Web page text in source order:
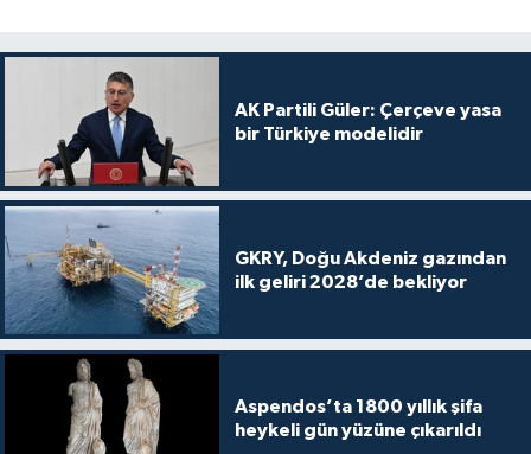
AK Partili Güler: Çerçeve yasa
bir Türkiye modelidir
GKRY, Doğu Akdeniz gazından
ilk geliri 2028’de bekliyor
Aspendos’ta 1800 yıllık şifa
heykeli gün yüzüne çıkarıldı